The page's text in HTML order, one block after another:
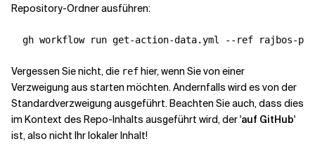
Repository-Ordner ausführen:
  gh workflow run get-action-data.yml
--ref
Vergessen Sie nicht, die refhier, wenn Sie von einer
Verzweigung aus starten möchten. Andernfalls wird es von der
Standardverzweigung ausgeführt. Beachten Sie auch, dass dies
im Kontext des Repo-Inhalts ausgeführt wird, der 'auf GitHub'
ist, also nicht Ihr lokaler Inhalt!